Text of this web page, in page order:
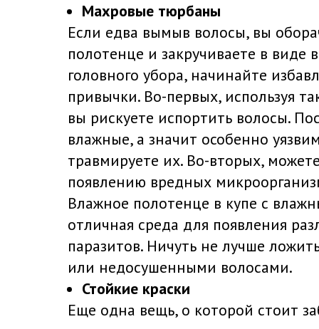
Махровые тюрбаны
Если едва вымыв волосы, вы
полотенце и закручиваете в виде
головного убора, начинайте
привычки. Во-первых, используя
вы рискуете испортить волосы.
влажные, а значит особенно
травмируете их. Во-вторых,
появлению вредных
Влажное полотенце в купе с
отличная среда для появления
паразитов. Ничуть не лучше
или недосушенными волосами.
Стойкие краски
Еще одна вещь, о которой стоит